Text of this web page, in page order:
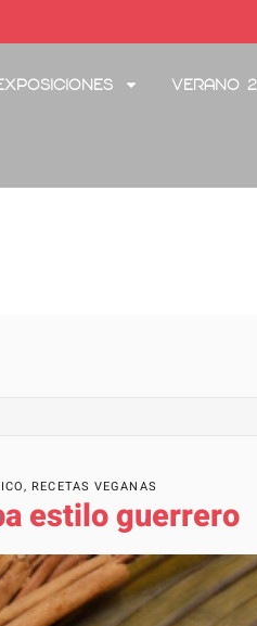
Verano
, RECETAS VEGANAS
estilo guerrero